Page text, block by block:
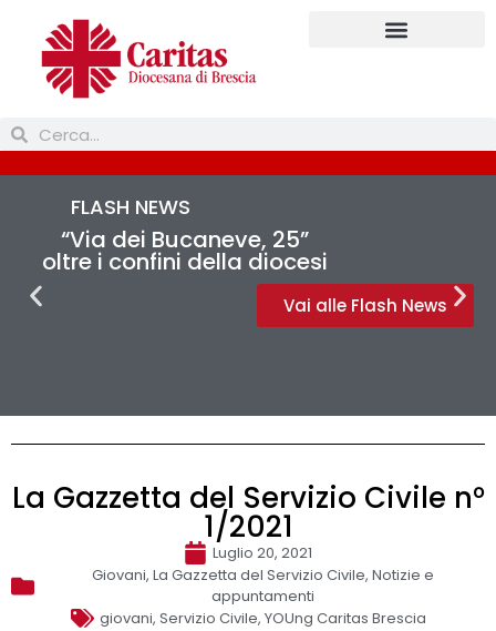
FLASH NEWS
“Via dei Bucaneve, 25”
oltre i confini della diocesi
Vai alle Flash News
La Gazzetta del Servizio Civile n°
1/2021
Luglio 20, 2021
Giovani, La Gazzetta del Servizio Civile, Notizie e
appuntamenti
giovani, Servizio Civile, YOUng Caritas Brescia